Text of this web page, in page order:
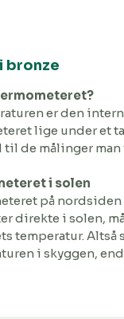
bronze
er den
lige under et
de målinger
i solen
på nordsiden
direkte i solen,
temperatur. Altså
i skyggen,